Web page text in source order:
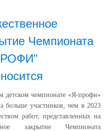
Чемпионата
детском чемпионате «Я-профи»
больше участников, чем в 2023
работ, представленных на
закрытие Чемпионата